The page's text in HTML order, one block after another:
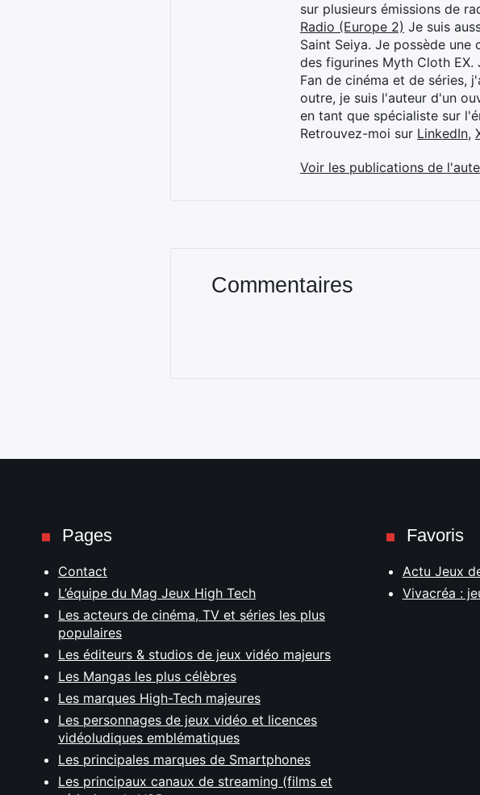
sur plusieurs émissions de
Radio (Europe 2) Je suis
Saint Seiya. Je possède
des figurines Myth Cloth EX.
Fan de cinéma et de séries,
outre, je suis l'auteur d'un
en tant que spécialiste sur
Retrouvez-moi sur LinkedIn,
Voir les publications de
Commentaires
Pages
Contact
L’équipe du Mag Jeux High Tech
Les acteurs de cinéma, TV et séries les plus
populaires
Les éditeurs & studios de jeux vidéo majeurs
Les Mangas les plus célèbres
Les marques High-Tech majeures
Les personnages de jeux vidéo et licences
vidéoludiques emblématiques
Les principales marques de Smartphones
Les principaux canaux de streaming (films et
Favoris
Actu Jeux
Vivacréa :